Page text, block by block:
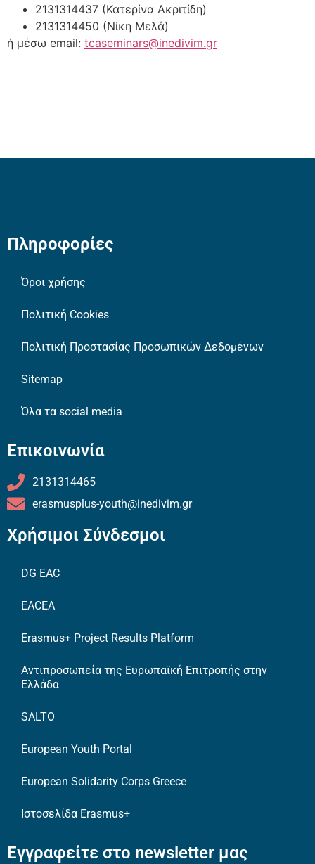
2131314437 (Κατερίνα Ακριτίδη)
2131314450 (Νίκη Μελά)
ή μέσω email: tcaseminars@inedivim.gr
Πληροφορίες
Όροι χρήσης
Πολιτική Cookies
Πολιτική Προστασίας Προσωπικών Δεδομένων
Sitemap
Όλα τα social media
Επικοινωνία
2131314465
erasmusplus-youth@inedivim.gr
Χρήσιμοι Σύνδεσμοι
DG EAC
EACEA
Erasmus+ Project Results Platform
Αντιπροσωπεία της Ευρωπαϊκή Επιτροπής στην
Ελλάδα
SALTO
European Youth Portal
European Solidarity Corps Greece
Ιστοσελίδα Erasmus+
Εγγραφείτε στο newsletter μας